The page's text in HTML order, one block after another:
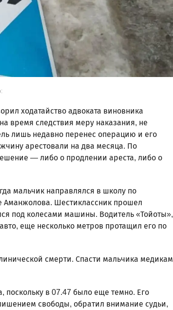
ходатайство адвоката виновника
время следствия меру наказания, не
лишь недавно перенес операцию и его
арестовали на два месяца. По
— либо о продлении ареста, либо о
мальчик направлялся в школу по
Аманжолова. Шестиклассник прошел
под колесами машины. Водитель «Тойоты»,
еще несколько метров протащил его по
смерти. Спасти мальчика медикам
поскольку в 07.47 было еще темно. Его
свободы, обратил внимание судьи,